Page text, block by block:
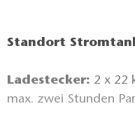
Standort
Ladestecker: 2 x 22
max. zwei Stunden